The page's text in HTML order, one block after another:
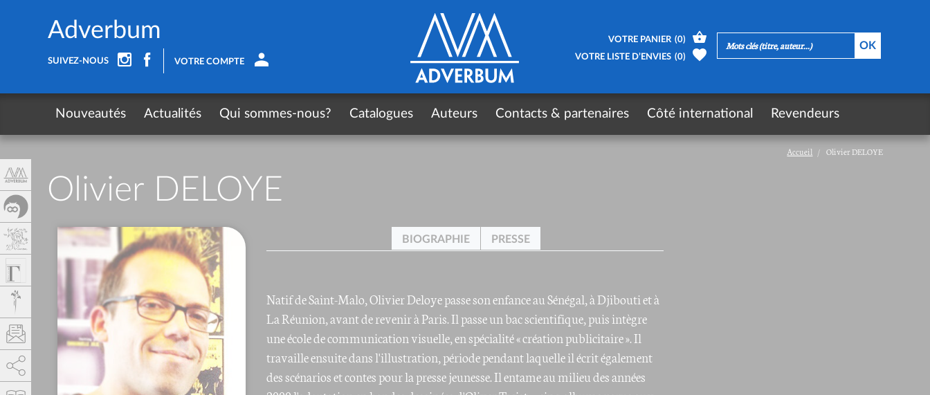
Accueil Olivier DELOYE
Olivier DELOYE
BIOGRAPHIE PRESSE
Natif de Saint-Malo, Olivier Deloye passe son enfance au Sénégal, à Djibouti et à
La Réunion, avant de revenir à Paris. Il passe un bac scientifique, puis intègre
une école de communication visuelle, en spécialité « création publicitaire ». Il
travaille ensuite dans l'illustration, période pendant laquelle il écrit également
des scénarios et contes pour la presse jeunesse. Il entame au milieu des années
Adverbum
SUIVEZ-NOUS VOTRE COMPTE
VOTRE PANIER (0)
VOTRE LISTE D’ENVIES (0)
Nouveautés Actualités Qui sommes-nous? Catalogues Auteurs Contacts & partenaires Côté international Revendeurs